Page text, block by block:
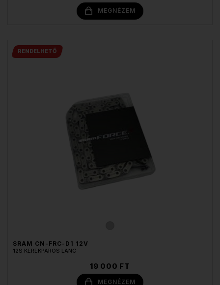
MEGNÉZEM
RENDELHETŐ
SRAM CN-FRC-D1 12V
12S KERÉKPÁROS LÁNC
19 000 FT
MEGNÉZEM